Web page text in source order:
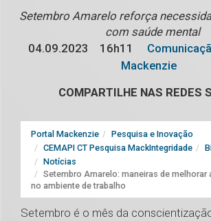
Setembro Amarelo reforça
com saúde mental
04.09.2023
16h11
Mackenzie
COMPARTILHE NAS REDES
Portal Mackenzie
Pesquisa e Inovação
CEMAPI CT Pesquisa MackIntegridade
Notícias
Setembro Amarelo: maneiras de melhorar
no ambiente de trabalho
Setembro é o mês da